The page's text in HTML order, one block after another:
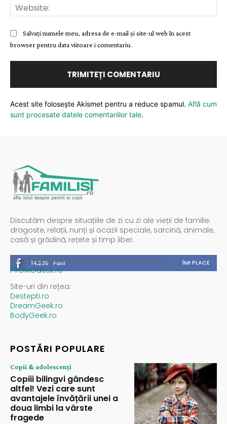
Salvați numele meu, adresa de e-mail și site-ul web în acest
browser pentru data viitoare i comentariu.
Acest site folosește Akismet pentru a reduce spamul. Află cum
sunt procesate datele comentariilor tale.
Discutăm despre situațiile de zi cu zi ale vieții de familie:
dragoste, relații, nunți și ocazii speciale, sarcină, animale,
casă și grădină, rețete și timp liber.
14,235 Fani ÎMI PLACE
Spații publicitare / reclamă administrată de
PROMOdesk.ro
Site-uri din rețea:
Destepti.ro
DreamGeek.ro
BodyGeek.ro
POSTĂRI POPULARE
Copii & adolescenți
Copiii bilingvi gândesc
altfel! Vezi care sunt
avantajele învățării unei a
doua limbi la vârste
fragede